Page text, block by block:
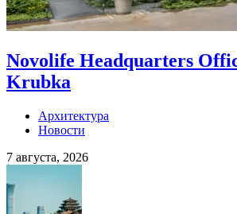
Novolife Headquarters
Krubka
Архитектура
Новости
7 августа, 2026